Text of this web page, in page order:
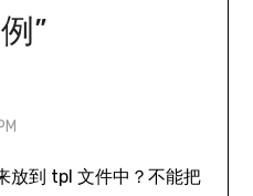
”
放到 tpl 文件中？不能把